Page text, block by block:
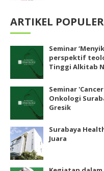
ARTIKEL POPULER
Seminar
perspektif
Tinggi Alkitab
Seminar
Onkologi
Gresik
Surabaya
Juara